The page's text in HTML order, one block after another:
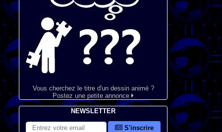
Vous cherchez le titre d'un dessin animé ?
Postez une petite annonce
NEWSLETTER
S'inscrire